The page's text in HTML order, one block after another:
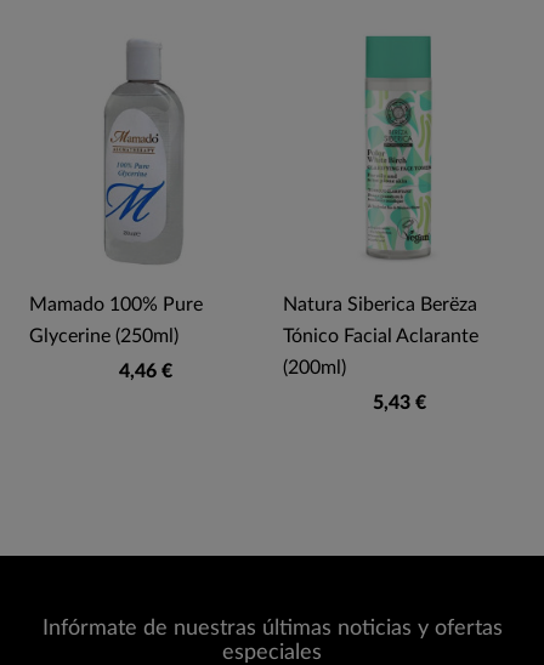
Mamado 100% Pure
Glycerine (250ml)
4,46 €
Natura Siberica Berëza
Tónico Facial Aclarante
(200ml)
5,43 €
Infórmate de nuestras últimas noticias y ofertas
especiales